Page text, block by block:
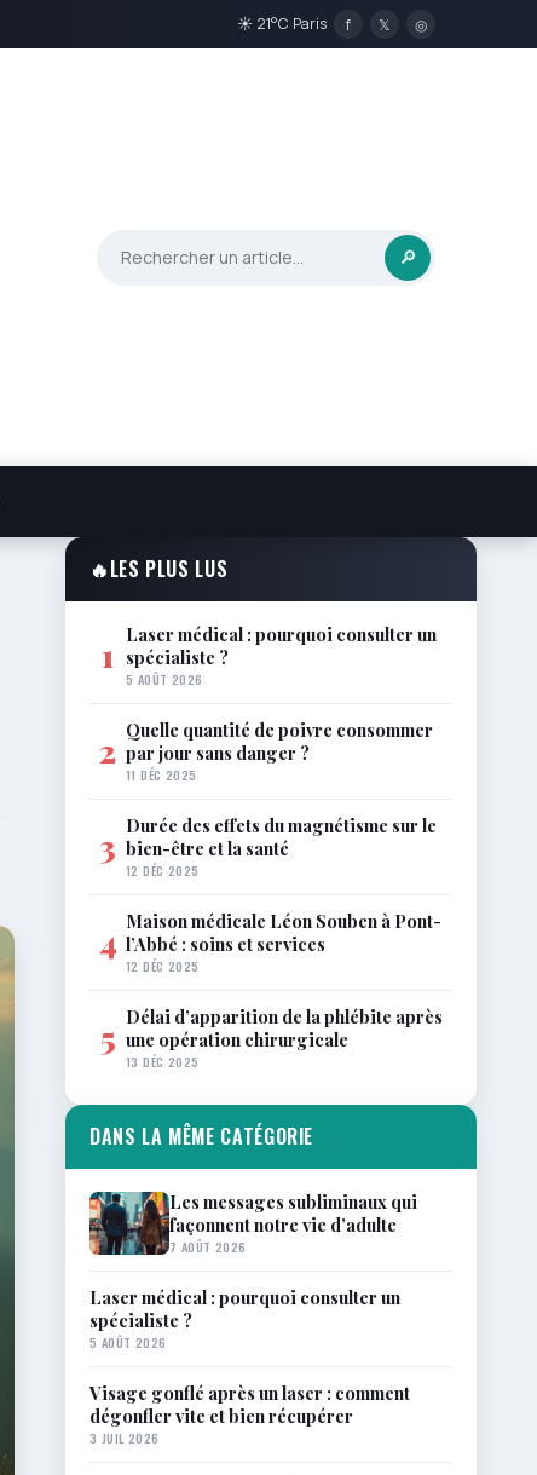
☀ 21°C Paris f 𝕏 ◎
🔎
🔥LES PLUS LUS
1 Laser médical : pourquoi consulter un
spécialiste ?
5 AOÛT 2026
2 Quelle quantité de poivre consommer
par jour sans danger ?
11 DÉC 2025
3 Durée des effets du magnétisme sur le
bien-être et la santé
12 DÉC 2025
4 Maison médicale Léon Souben à Pont-
l’Abbé : soins et services
12 DÉC 2025
5 Délai d’apparition de la phlébite après
une opération chirurgicale
13 DÉC 2025
DANS LA MÊME CATÉGORIE
Les messages subliminaux qui
façonnent notre vie d’adulte
7 AOÛT 2026
Laser médical : pourquoi consulter un
spécialiste ?
5 AOÛT 2026
Visage gonflé après un laser : comment
dégonfler vite et bien récupérer
3 JUIL 2026